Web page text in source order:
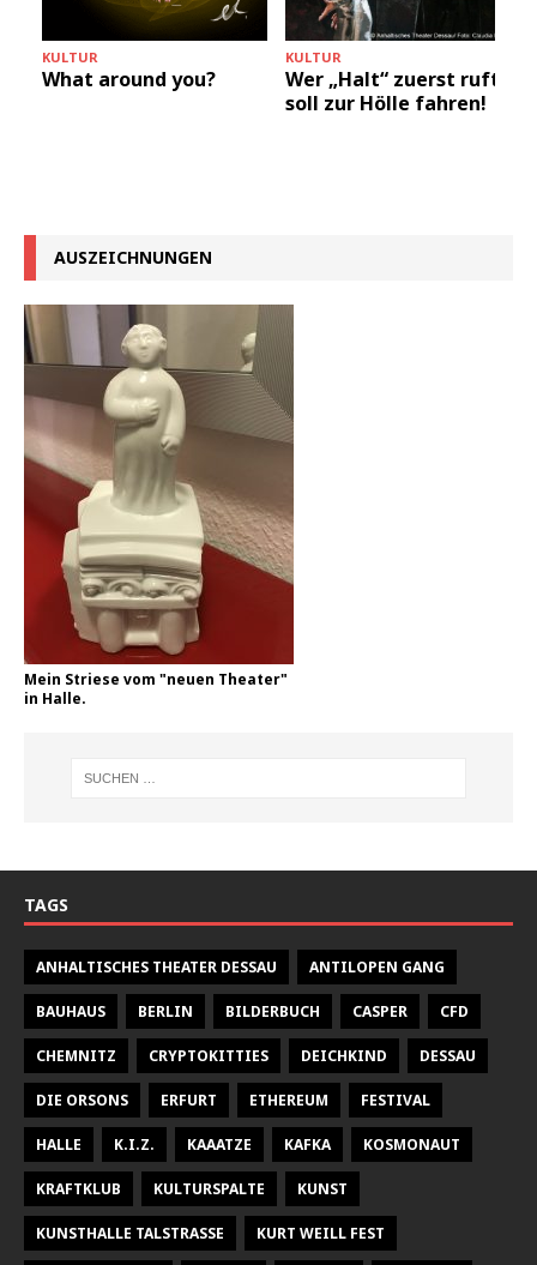
KULTUR
What around you?
KULTUR
Wer „Halt“ zuerst ruft,
soll zur Hölle fahren!
AUSZEICHNUNGEN
Mein Striese vom "neuen Theater"
in Halle.
TAGS
ANHALTISCHES THEATER DESSAU ANTILOPEN GANG
BAUHAUS BERLIN BILDERBUCH CASPER CFD
CHEMNITZ CRYPTOKITTIES DEICHKIND DESSAU
DIE ORSONS ERFURT ETHEREUM FESTIVAL
HALLE K.I.Z. KAAATZE KAFKA KOSMONAUT
KRAFTKLUB KULTURSPALTE KUNST
KUNSTHALLE TALSTRASSE KURT WEILL FEST